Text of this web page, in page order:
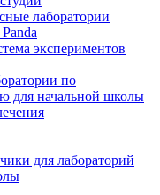
лаборатории
экспериментов
по
для начальной школы
для лабораторий